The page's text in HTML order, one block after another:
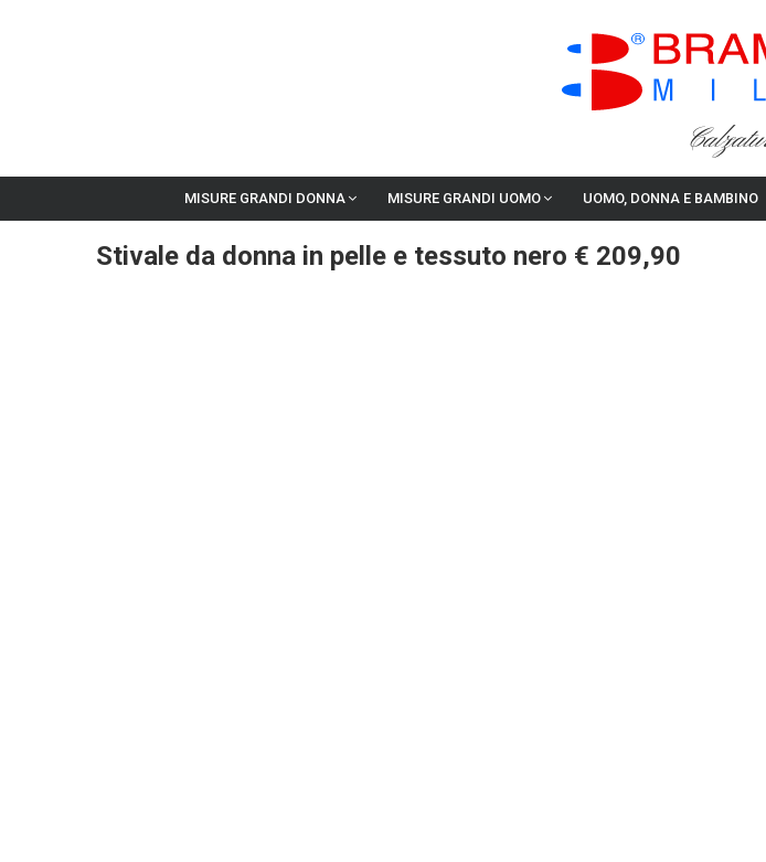
MISURE GRANDI DONNA MISURE GRANDI UOMO UOMO, DONNA E BAMBINO
Stivale da donna in pelle e tessuto nero € 209,90